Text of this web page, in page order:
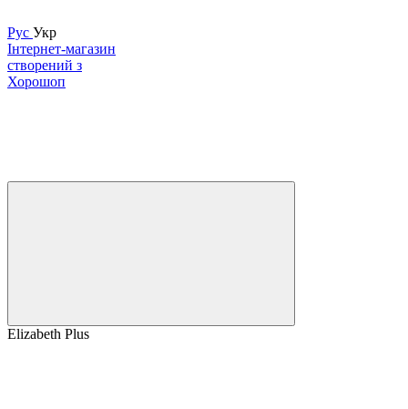
Рус Укр
Інтернет-магазин
створений з
Хорошоп
Elizabeth Plus